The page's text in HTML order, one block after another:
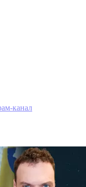
канал